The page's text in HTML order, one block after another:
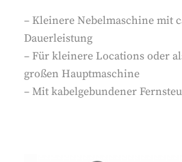
– Kleinere Nebelmaschine mit
Dauerleistung
– Für kleinere Locations oder
großen Hauptmaschine
– Mit kabelgebundener